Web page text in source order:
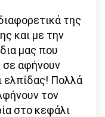
της
και με την
μας που
σε αφήνουν
ελπίδας! Πολλά
τον
στο κεφάλι